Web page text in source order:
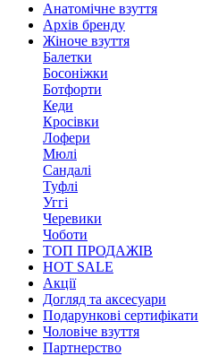
Анатомічне взуття
Архів бренду
Жіноче взуття
Балетки
Босоніжки
Ботфорти
Кеди
Кросівки
Лофери
Мюлі
Сандалі
Туфлі
Уггі
Черевики
Чоботи
ТОП ПРОДАЖІВ
HOT SALE
Акції
Догляд та аксесуари
Подарункові сертифікати
Чоловіче взуття
Партнерство